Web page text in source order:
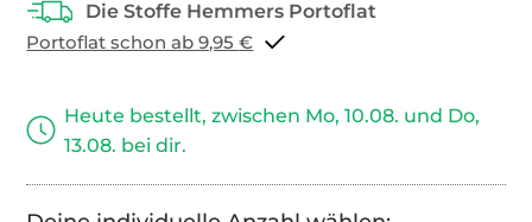
Portoflat schon ab 9,95 €
Heute bestellt, zwischen Mo, 10.08. und Do,
13.08. bei dir.